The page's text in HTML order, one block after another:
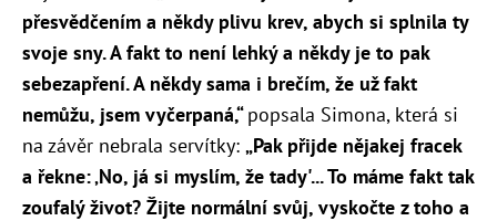
přesvědčením a někdy plivu krev, abych si splnila ty
svoje sny. A fakt to není lehký a někdy je to pak
sebezapření. A někdy sama i brečím, že už fakt
nemůžu, jsem vyčerpaná,“popsala Simona, která si
na závěr nebrala servítky: „Pak přijde nějakej fracek
a řekne: ‚No, já si myslím, že tady'...To máme fakt tak
zoufalý život? Žijte normální svůj, vyskočte z toho a